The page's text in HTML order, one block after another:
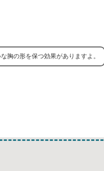
胸の形を保つ効果がありますよ。